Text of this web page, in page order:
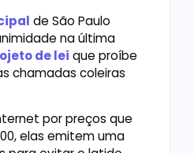
de São Paulo
na última
de lei que proíbe
chamadas coleiras
por preços que
elas emitem uma